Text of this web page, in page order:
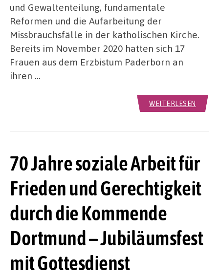
und Gewaltenteilung, fundamentale
Reformen und die Aufarbeitung der
Missbrauchsfälle in der katholischen Kirche.
Bereits im November 2020 hatten sich 17
Frauen aus dem Erzbistum Paderborn an
ihren …
WEITERLESEN
70 Jahre soziale Arbeit für
Frieden und Gerechtigkeit
durch die Kommende
Dortmund – Jubiläumsfest
mit Gottesdienst